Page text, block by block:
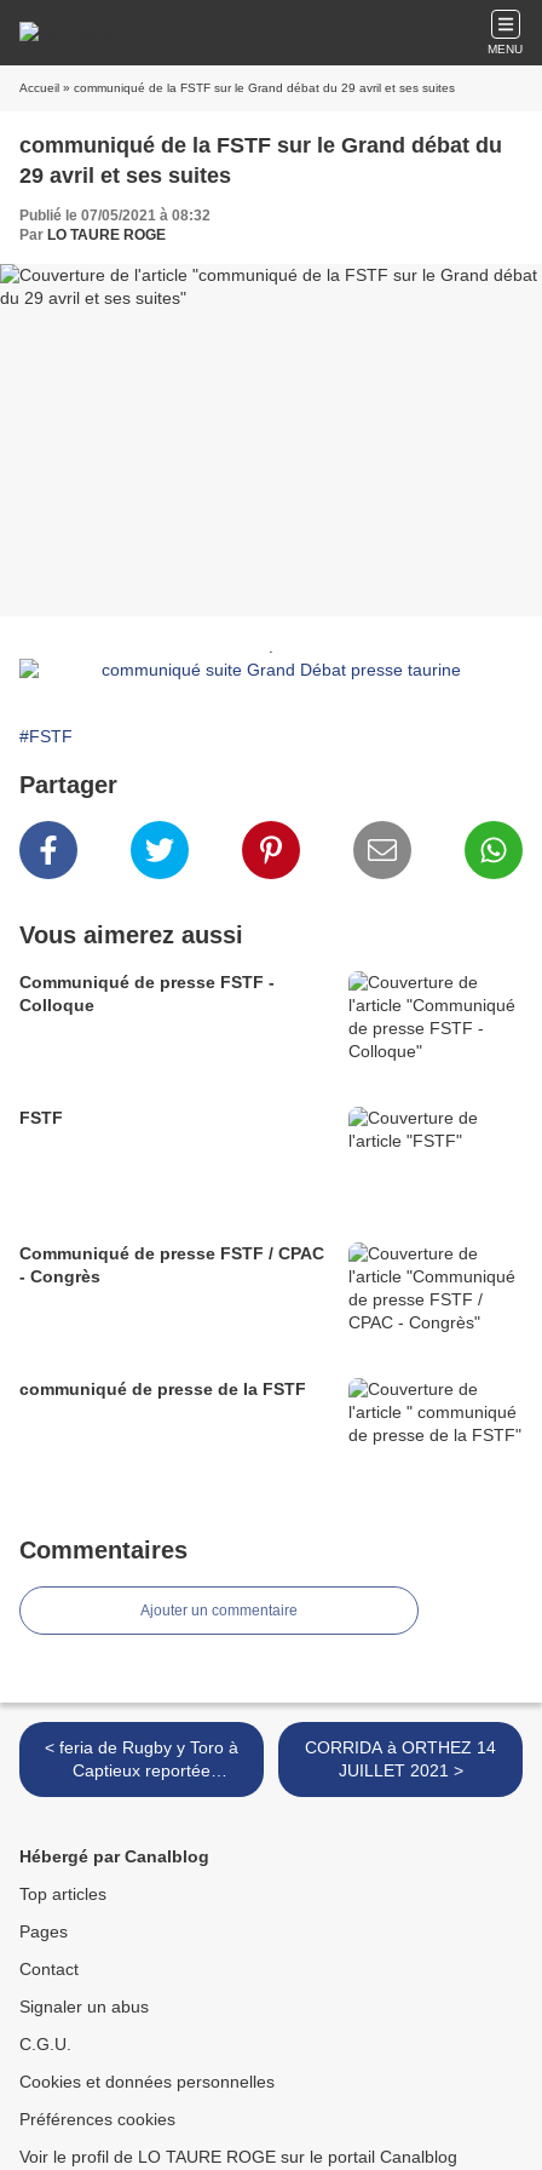
MENU
Accueil » communiqué de la FSTF sur le Grand débat du 29 avril et ses suites
communiqué de la FSTF sur le Grand débat du
29 avril et ses suites
Publié le 07/05/2021 à 08:32
Par LO TAURE ROGE
#FSTF
Partager
Vous aimerez aussi
Communiqué de presse FSTF -
Colloque
FSTF
Communiqué de presse FSTF / CPAC
- Congrès
communiqué de presse de la FSTF
Commentaires
Ajouter un commentaire
< feria de Rugby y Toro à
Captieux reportée
ultérieurement
CORRIDA à ORTHEZ 14
JUILLET 2021 >
Hébergé par Canalblog
Top articles
Pages
Contact
Signaler un abus
C.G.U.
Cookies et données personnelles
Préférences cookies
Voir le profil de LO TAURE ROGE sur le portail Canalblog